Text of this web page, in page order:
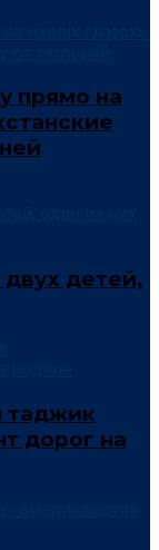
прямо на
детей,
таджик
дорог на